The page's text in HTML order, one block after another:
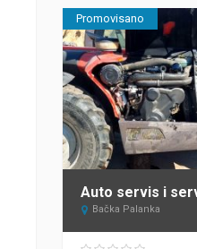
Promovisano
Bačka Palanka